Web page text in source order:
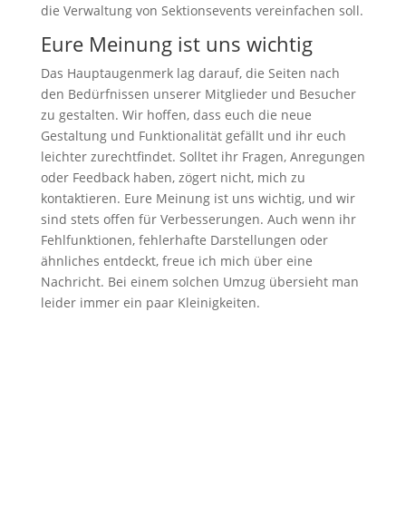
die Verwaltung von Sektionsevents vereinfachen soll.
Eure Meinung ist uns wichtig
Das Hauptaugenmerk lag darauf, die Seiten nach
den Bedürfnissen unserer Mitglieder und Besucher
zu gestalten. Wir hoffen, dass euch die neue
Gestaltung und Funktionalität gefällt und ihr euch
leichter zurechtfindet. Solltet ihr Fragen, Anregungen
oder Feedback haben, zögert nicht, mich zu
kontaktieren. Eure Meinung ist uns wichtig, und wir
sind stets offen für Verbesserungen. Auch wenn ihr
Fehlfunktionen, fehlerhafte Darstellungen oder
ähnliches entdeckt, freue ich mich über eine
Nachricht. Bei einem solchen Umzug übersieht man
leider immer ein paar Kleinigkeiten.